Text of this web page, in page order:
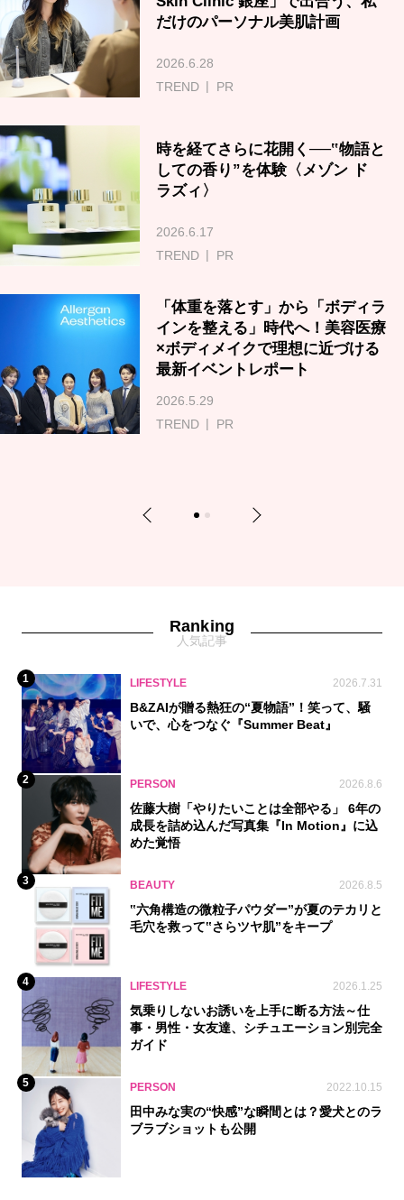
だけのパーソナル美肌計画
2026.6.28
TREND
PR
時を経てさらに花開く──‟物語と
しての香り”を体験〈メゾン ド
ラズィ〉
2026.6.17
TREND
PR
「体重を落とす」から「ボディラ
インを整える」時代へ！美容医療
×ボディメイクで理想に近づける
最新イベントレポート
2026.5.29
TREND
PR
Previous 1 2 Next
Ranking
人気記事
1 LIFESTYLE 2026.7.31
B&ZAIが贈る熱狂の“夏物語”！笑って、騒
いで、心をつなぐ『Summer Beat』
2 PERSON 2026.8.6
佐藤大樹「やりたいことは全部やる」 6年の
成長を詰め込んだ写真集『In Motion』に込
めた覚悟
3 BEAUTY 2026.8.5
‟六角構造の微粒子パウダー”が夏のテカリと
毛穴を救って‟さらツヤ肌”をキープ
4 LIFESTYLE 2026.1.25
気乗りしないお誘いを上手に断る方法～仕
事・男性・女友達、シチュエーション別完全
ガイド
5 PERSON 2022.10.15
田中みな実の“快感”な瞬間とは？愛犬とのラ
ブラブショットも公開